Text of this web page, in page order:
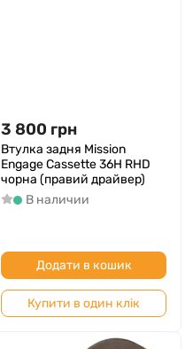
3 800 грн
Втулка задня Mission
Engage Cassette 36H RHD
чорна (правий драйвер)
В наличии
Додати в кошик
Купити в один клік